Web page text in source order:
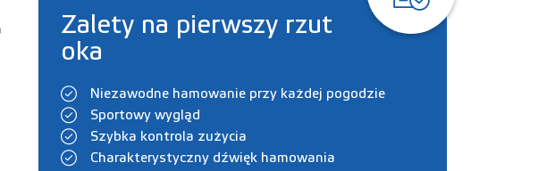
Zalety na pierwszy rzut
oka
Niezawodne hamowanie przy każdej pogodzie
Sportowy wygląd
Szybka kontrola zużycia
Charakterystyczny dźwięk hamowania